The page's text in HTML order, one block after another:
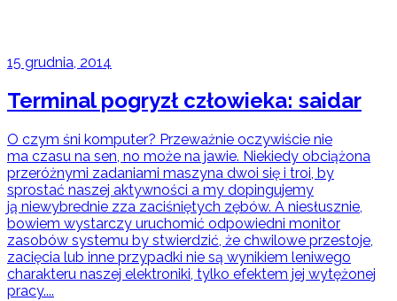
15 grudnia, 2014
Terminal pogryzł człowieka: saidar
O czym śni komputer? Przeważnie oczywiście nie
ma czasu na sen, no może na jawie. Niekiedy obciążona
przeróżnymi zadaniami maszyna dwoi się i troi, by
sprostać naszej aktywności a my dopingujemy
ją niewybrednie zza zaciśniętych zębów. A niesłusznie,
bowiem wystarczy uruchomić odpowiedni monitor
zasobów systemu by stwierdzić, że chwilowe przestoje,
zacięcia lub inne przypadki nie są wynikiem leniwego
charakteru naszej elektroniki, tylko efektem jej wytężonej
pracy....